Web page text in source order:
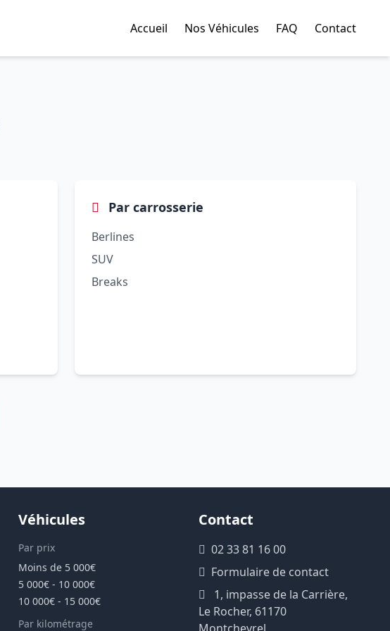
Accueil Nos Véhicules FAQ Contact
Par carrosserie
Berlines
SUV
Breaks
Véhicules
Par prix
Moins de 5 000€
5 000€ - 10 000€
10 000€ - 15 000€
Par kilométrage
Contact
02 33 81 16 00
Formulaire de contact
1, impasse de la Carrière,
Le Rocher, 61170